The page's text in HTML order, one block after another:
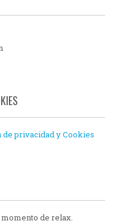
de privacidad y Cookies
de relax.